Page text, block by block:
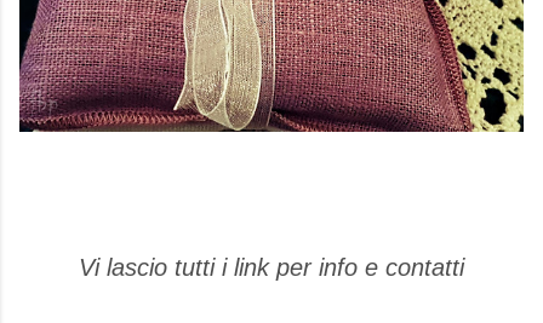
Vi lascio tutti i link per info e contatti